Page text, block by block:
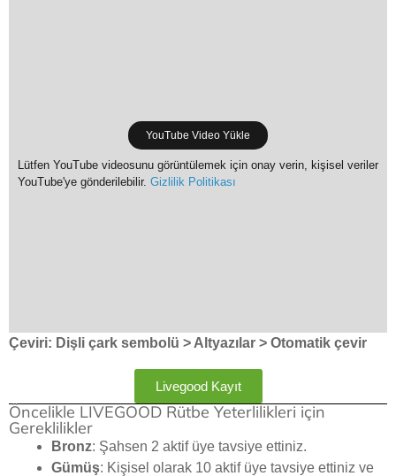
YouTube Video Yükle
Lütfen YouTube videosunu görüntülemek için onay verin, kişisel veriler
YouTube'ye gönderilebilir. Gizlilik Politikası
Çeviri: Dişli çark sembolü > Altyazılar > Otomatik çevir
Livegood Kayıt
Öncelikle LIVEGOOD Rütbe Yeterlilikleri için
Gereklilikler
Bronz: Şahsen 2 aktif üye tavsiye ettiniz.
Gümüş: Kişisel olarak 10 aktif üye tavsiye ettiniz ve